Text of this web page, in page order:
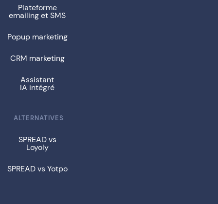
Plateforme
emailing et SMS
Popup marketing
CRM marketing
Assistant
IA intégré
ALTERNATIVES
SPREAD vs
Loyoly
SPREAD vs Yotpo